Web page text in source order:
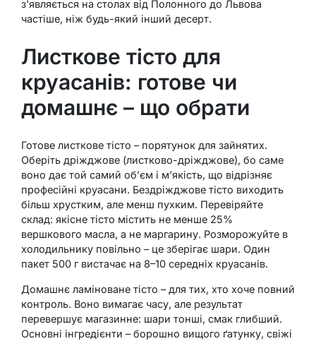
з’являється на столах від Полонного до Львова
частіше, ніж будь-який інший десерт.
Листкове тісто для
круасанів: готове чи
домашнє – що обрати
Готове листкове тісто – порятунок для зайнятих.
Оберіть дріжджове (листково-дріжджове), бо саме
воно дає той самий об’єм і м’якість, що відрізняє
професійні круасани. Бездріжджове тісто виходить
більш хрустким, але менш пухким. Перевіряйте
склад: якісне тісто містить не менше 25%
вершкового масла, а не маргарину. Розморожуйте в
холодильнику повільно – це зберігає шари. Один
пакет 500 г вистачає на 8–10 середніх круасанів.
Домашнє ламіноване тісто – для тих, хто хоче повний
контроль. Воно вимагає часу, але результат
перевершує магазинне: шари тонші, смак глибший.
Основні інгредієнти – борошно вищого ґатунку, свіжі